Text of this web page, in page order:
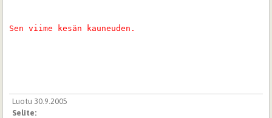
Sen viime kesän kauneuden.
Luotu 30.9.2005
Selite: